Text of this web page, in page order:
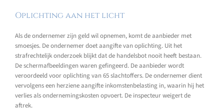
Oplichting aan het licht
Als de ondernemer zijn geld wil opnemen, komt de aanbieder met
smoesjes. De ondernemer doet aangifte van oplichting. Uit het
strafrechtelijk onderzoek blijkt dat de handelsbot nooit heeft bestaan.
De schermafbeeldingen waren gefingeerd. De aanbieder wordt
veroordeeld voor oplichting van 65 slachtoffers. De ondernemer dient
vervolgens een herziene aangifte inkomstenbelasting in, waarin hij het
verlies als ondernemingskosten opvoert. De inspecteur weigert de
aftrek.